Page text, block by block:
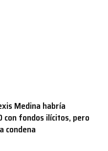
Medina habría
con fondos ilícitos, pero
condena